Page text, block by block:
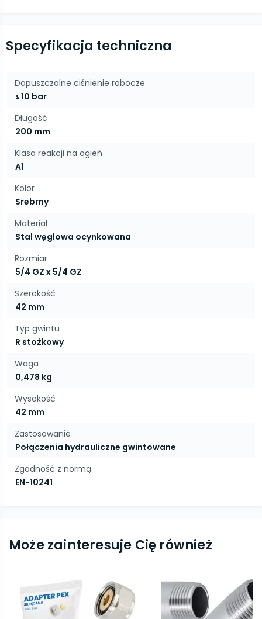
Specyfikacja techniczna
Dopuszczalne ciśnienie robocze
≤ 10 bar
Długość
200 mm
Klasa reakcji na ogień
A1
Kolor
Srebrny
Materiał
Stal węglowa ocynkowana
Rozmiar
5/4 GZ x 5/4 GZ
Szerokość
42 mm
Typ gwintu
R stożkowy
Waga
0,478 kg
Wysokość
42 mm
Zastosowanie
Połączenia hydrauliczne gwintowane
Zgodność z normą
EN-10241
Może zainteresuje Cię również